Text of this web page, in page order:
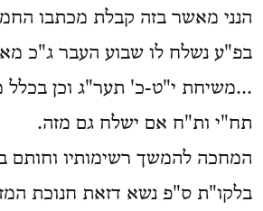
הנני מאשר בזה קבלת מכתבו
בפ"ע נשלח לו שבוע העבר ג"כ
...משיחת י"ט-כ' תער"ג וכן בכלל
תח"י ות"ח אם ישלח גם מזה.
המחכה להמשך רשימותיו וחותם
בלקו"ת ס"פ נשא דזאת חנוכת